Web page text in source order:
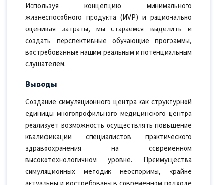
Используя концепцию минимального
жизнеспособного продукта (MVP) и рационально
оценивая затраты, мы стараемся выделить и
создать перспективные обучающие программы,
востребованные нашим реальным и потенциальным
слушателем.
Выводы
Создание симуляционного центра как структурной
единицы многопрофильного медицинского центра
реализует возможность осуществлять повышение
квалификации специалистов практического
здравоохранения на современном
высокотехнологичном уровне. Преимущества
симуляционных методик неоспоримы, крайне